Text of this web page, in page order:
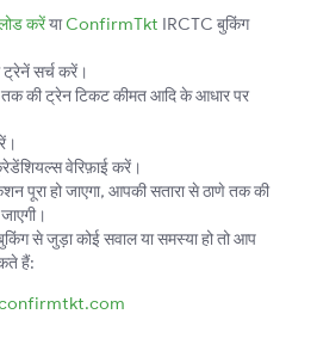
करेंयाConfirmTkt IRCTC बुकिंग
ट्रेनें सर्च करें।
तक की ट्रेन टिकट कीमत आदि के आधार पर
वेरिफ़ाई करें।
पूरा हो जाएगा, आपकी सतारा से ठाणे तक की
से जुड़ा कोई सवाल या समस्या हो तो आप
हैं: